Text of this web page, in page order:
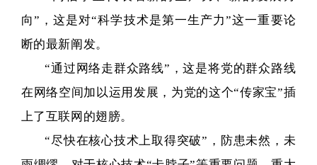
向”，这是对“科学技术是第一生产力”这一重要论
断的最新阐发。
“通过网络走群众路线”，这是将党的群众路线
在网络空间加以运用发展，为党的这个“传家宝”插
上了互联网的翅膀。
“尽快在核心技术上取得突破”，防患未然，未